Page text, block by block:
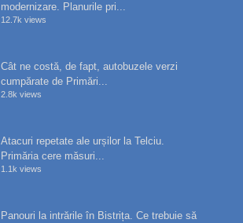
modernizare. Planurile pri...
12.7k views
Cât ne costă, de fapt, autobuzele verzi
cumpărate de Primări...
2.8k views
Atacuri repetate ale urșilor la Telciu.
Primăria cere măsuri...
1.1k views
Panouri la intrările în Bistrița. Ce trebuie să